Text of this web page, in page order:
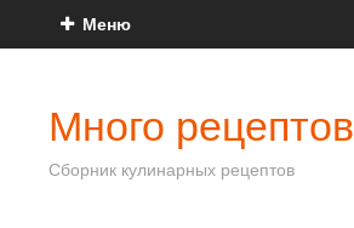
Меню
Много рецептов
Сборник кулинарных рецептов